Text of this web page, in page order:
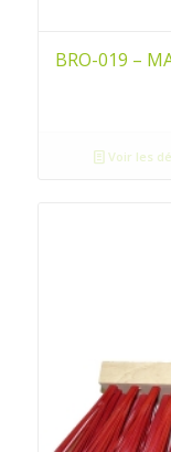
BRO-019 –
Voir les